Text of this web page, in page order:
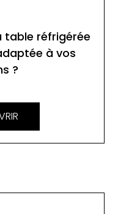
table réfrigérée
à vos
?